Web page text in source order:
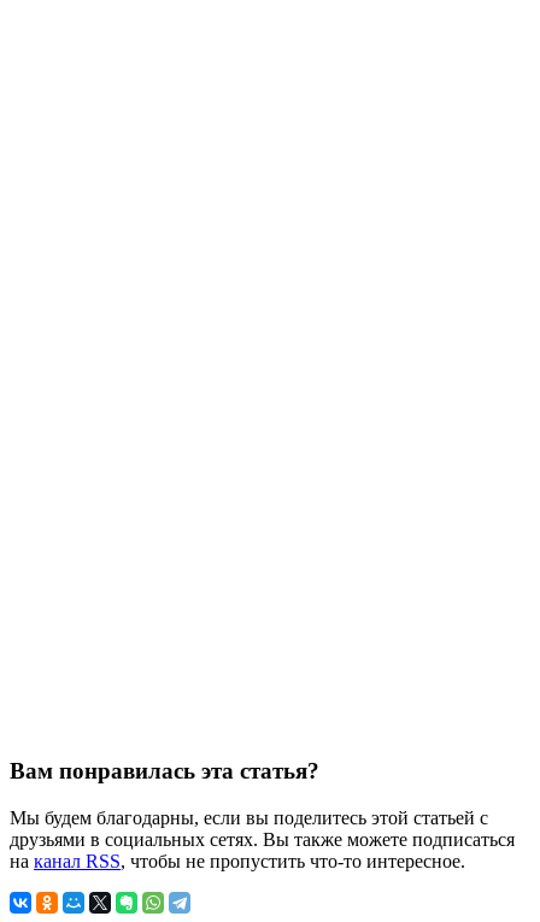
Вам понравилась эта статья?
Мы будем благодарны, если вы поделитесь этой статьей с
друзьями в социальных сетях. Вы также можете подписаться
на канал RSS, чтобы не пропустить что-то интересное.